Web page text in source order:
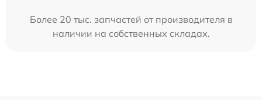
Более 20 тыс. запчастей от производителя в
наличии на собственных складах.